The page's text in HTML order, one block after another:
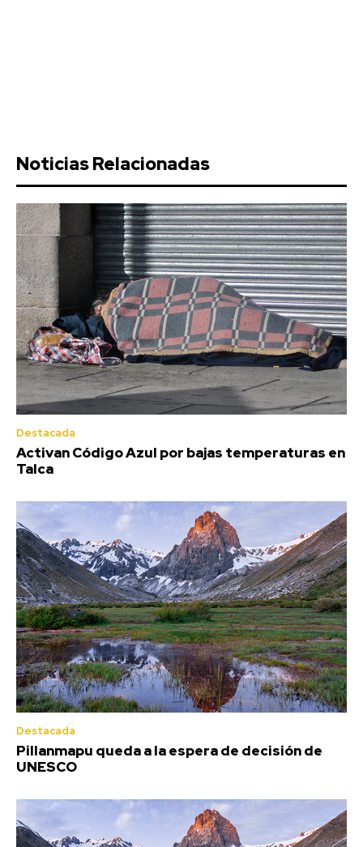
Noticias Relacionadas
Destacada
Activan Código Azul por bajas temperaturas en
Talca
Destacada
Pillanmapu queda a la espera de decisión de
UNESCO